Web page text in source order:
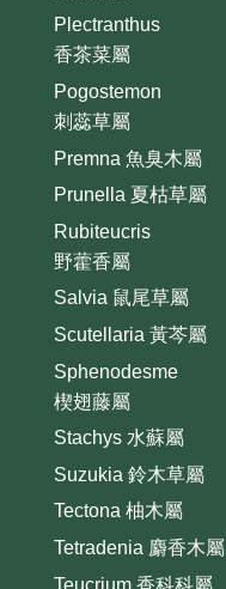
Plectranthus
香茶菜屬
Pogostemon
刺蕊草屬
Premna 魚臭木屬
Prunella 夏枯草屬
Rubiteucris
野藿香屬
Salvia 鼠尾草屬
Scutellaria 黃芩屬
Sphenodesme
楔翅藤屬
Stachys 水蘇屬
Suzukia 鈴木草屬
Tectona 柚木屬
Tetradenia 麝香木屬
Teucrium 香科科屬